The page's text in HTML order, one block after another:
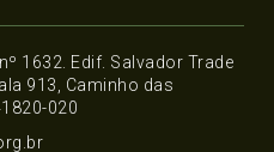
1632. Edif. Salvador Trade
913, Caminho das
020